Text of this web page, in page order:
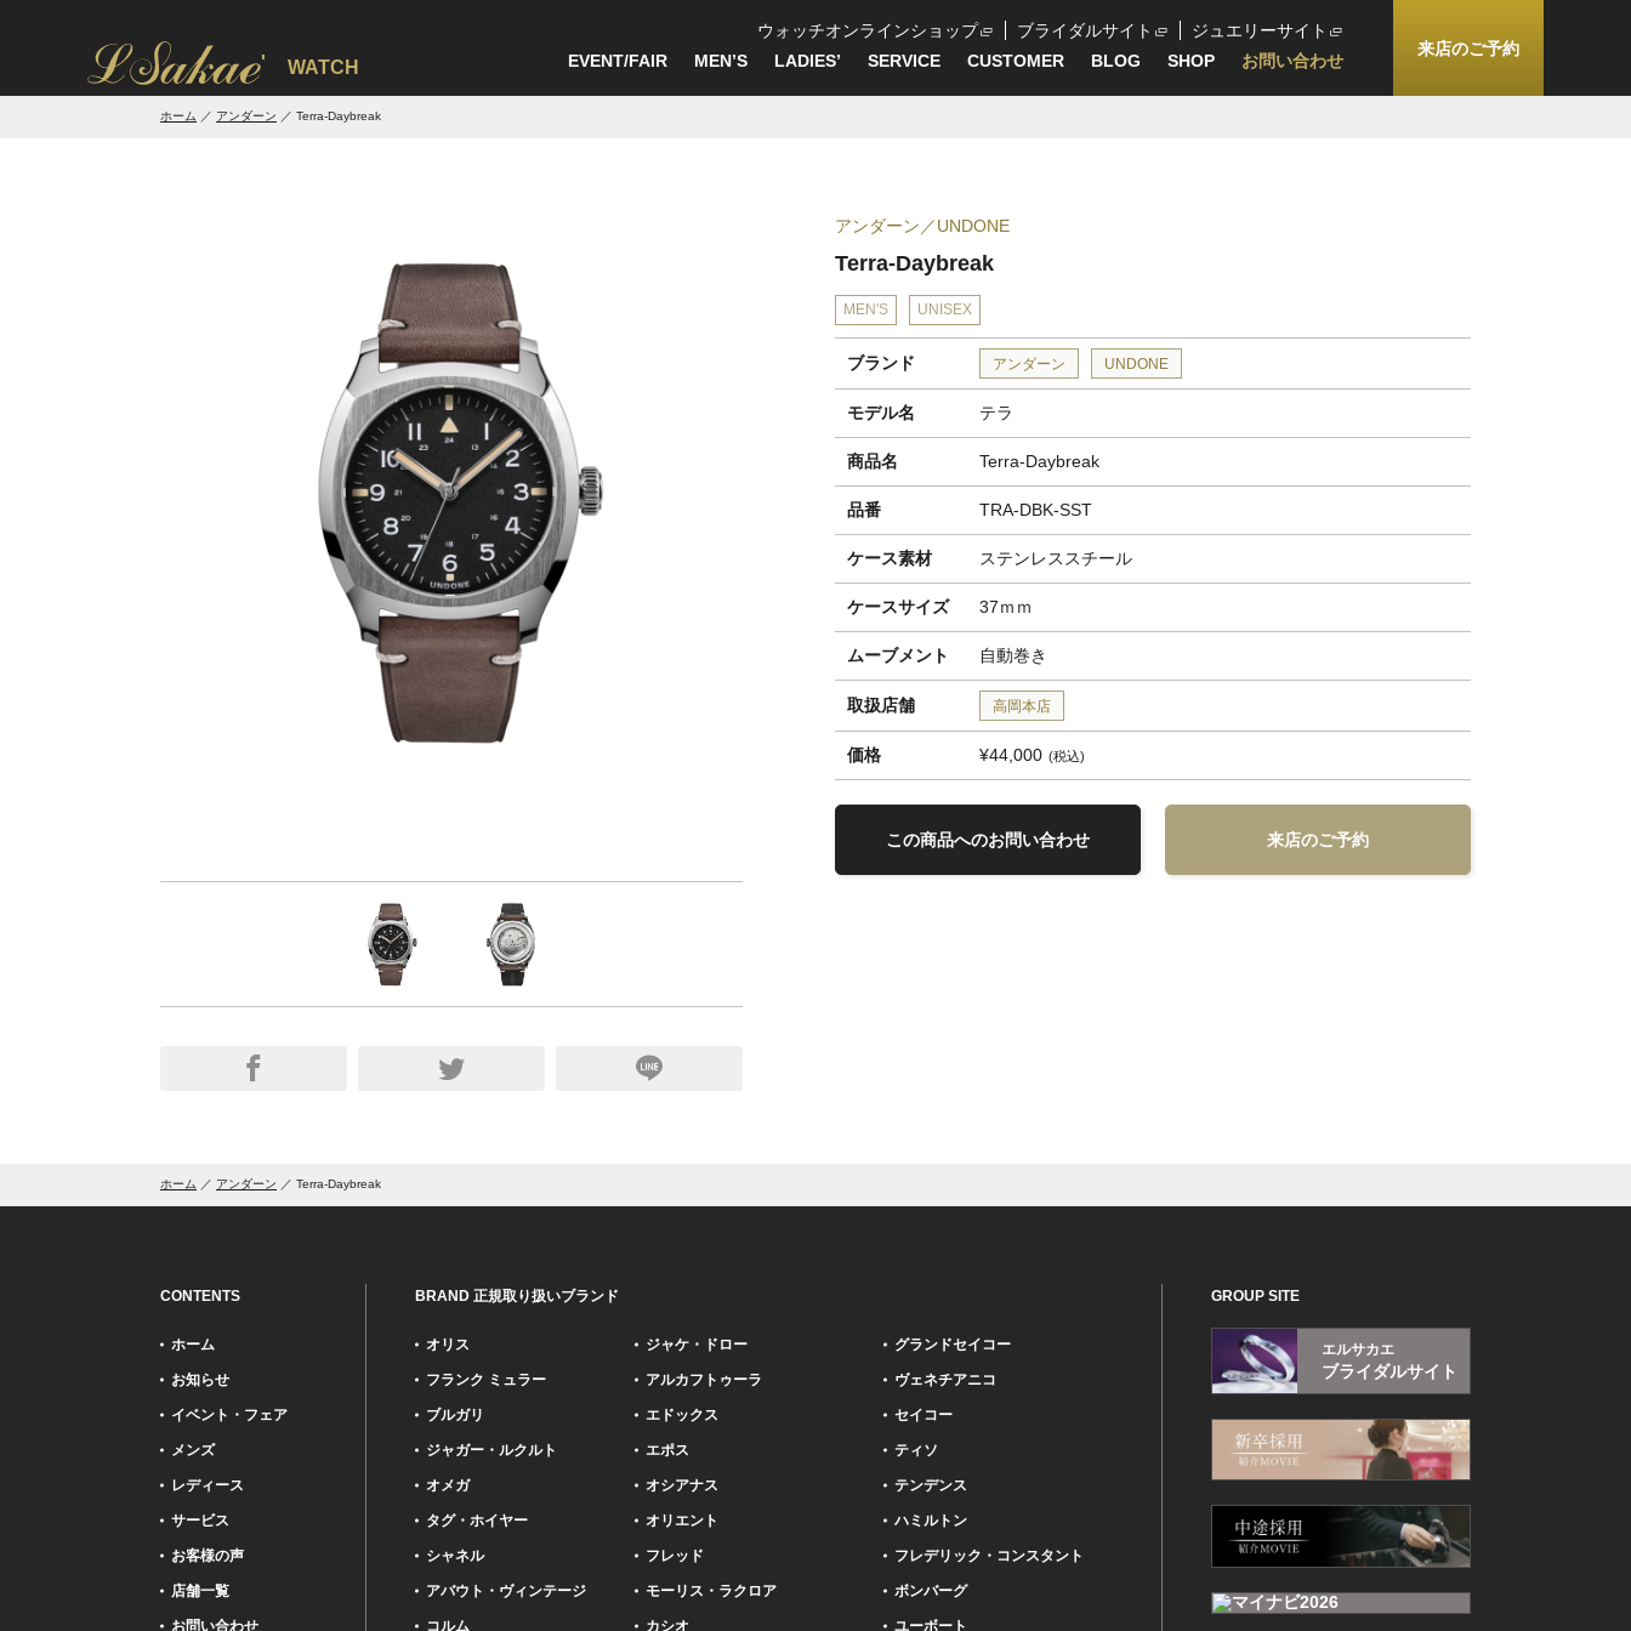
' WATCH
ウォッチオンラインショップ ブライダルサイト
ジュエリーサイト
EVENT/FAIR
MEN’S LADIES’ SERVICE CUSTOMER BLOG SHOP お問い合わせ
来店のご予約
ホーム アンダーン Terra-Daybreak
アンダーン UNDONE
Terra-Daybreak
MEN'S UNISEX
ブランド アンダーン UNDONE
モデル名 テラ
商品名 Terra-Daybreak
品番 TRA-DBK-SST
ケース素材 ステンレススチール
ケースサイズ 37ｍｍ
ムーブメント 自動巻き
取扱店舗 高岡本店
価格 ¥44,000 税込
この商品へのお問い合わせ 来店のご予約
ホーム アンダーン Terra-Daybreak
CONTENTS
ホーム
お知らせ
イベント・フェア
メンズ
レディース
サービス
お客様の声
店舗一覧
お問い合わせ
BRAND 正規取り扱いブランド
オリス
フランク ミュラー
ブルガリ
ジャガー・ルクルト
オメガ
タグ・ホイヤー
シャネル
アバウト・ヴィンテージ
コルム
ジャケ・ドロー
アルカフトゥーラ
エドックス
エポス
オシアナス
オリエント
フレッド
モーリス・ラクロア
カシオ
グランドセイコー
ヴェネチアニコ
セイコー
ティソ
テンデンス
ハミルトン
フレデリック・コンスタント
ボンバーグ
ユーボート
GROUP SITE
エルサカエ
ブライダルサイト